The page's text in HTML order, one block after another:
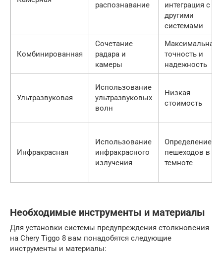
распознавание
интеграция с
другими
системами
Комбинированная
Сочетание
радара и
камеры
Максимальная
точность и
надежность
Ультразвуковая
Использование
ультразвуковых
волн
Низкая
стоимость
Инфракрасная
Использование
инфракрасного
излучения
Определение
пешеходов в
темноте
Необходимые инструменты и материалы
Для установки системы предупреждения столкновения
на Chery Tiggo 8 вам понадобятся следующие
инструменты и материалы: